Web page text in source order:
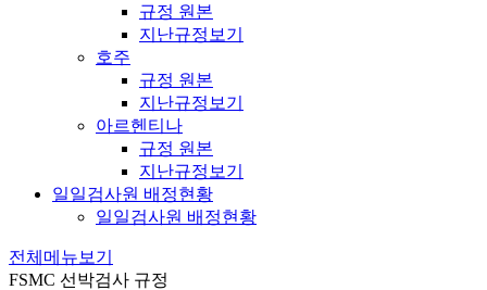
규정 원본
지난규정보기
호주
규정 원본
지난규정보기
아르헨티나
규정 원본
지난규정보기
일일검사원 배정현황
일일검사원 배정현황
전체메뉴보기
FSMC 선박검사 규정